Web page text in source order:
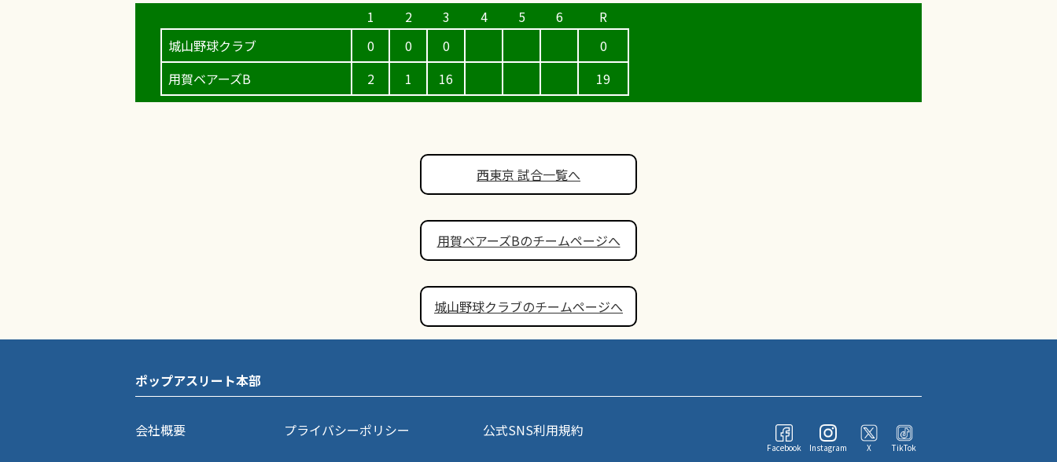
城山野球クラブ
用賀ベアーズB
0
2
0
1
0
16
0
19
西東京 試合一覧へ
用賀ベアーズBのチームページへ
城山野球クラブのチームページへ
ポップアスリート本部
会社概要 プライバシーポリシー
公式SNS利用規約
Facebook Instagram X TikTok